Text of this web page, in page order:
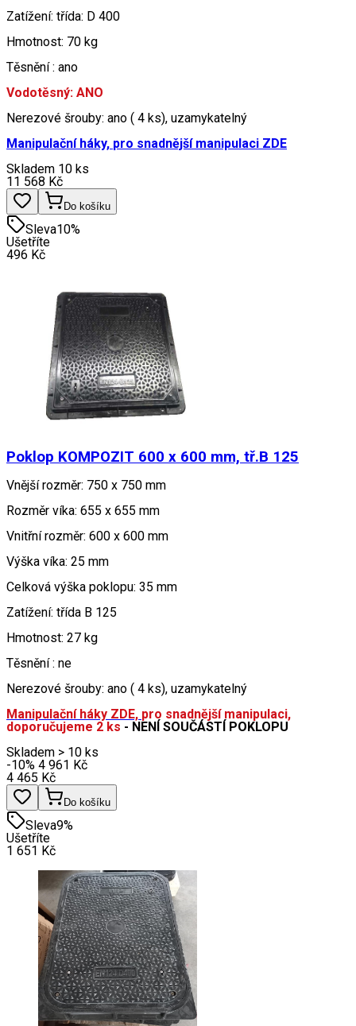
Zatížení: třída: D 400
Hmotnost: 70 kg
Těsnění : ano
Vodotěsný: ANO
Nerezové šrouby: ano ( 4 ks), uzamykatelný
Manipulační háky, pro snadnější manipulaci ZDE
Skladem 10 ks
11 568 Kč
Do košíku
Sleva10%
Ušetříte
496 Kč
Poklop KOMPOZIT 600 x 600 mm, tř.B 125
Vnější rozměr: 750 x 750 mm
Rozměr víka: 655 x 655 mm
Vnitřní rozměr: 600 x 600 mm
Výška víka: 25 mm
Celková výška poklopu: 35 mm
Zatížení: třída B 125
Hmotnost: 27 kg
Těsnění : ne
Nerezové šrouby: ano ( 4 ks), uzamykatelný
Manipulační háky ZDE, pro snadnější manipulaci,
doporučujeme 2 ks - NENÍ SOUČÁSTÍ POKLOPU
Skladem > 10 ks
-10% 4 961 Kč
4 465 Kč
Do košíku
Sleva9%
Ušetříte
1 651 Kč